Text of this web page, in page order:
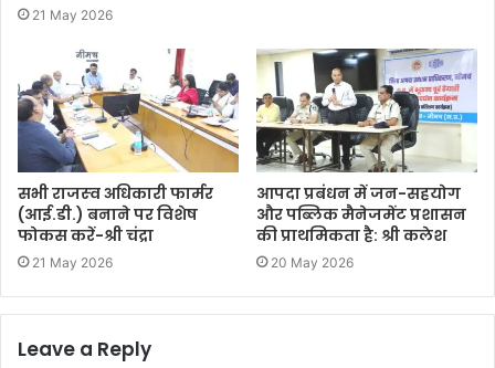
21 May 2026
सभी राजस्‍व अधिकारी फार्मर
(आई.डी.) बनाने पर विशेष
फोकस करें-श्री चंद्रा
21 May 2026
आपदा प्रबंधन में जन-सहयोग
और पब्लिक मैनेजमेंट प्रशासन
की प्राथमिकता है: श्री कलेश
20 May 2026
Leave a Reply